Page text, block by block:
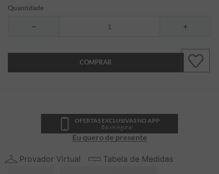
Quantidade
＋
－
COMPRAR
OFERTAS EXCLUSIVAS NO APP
Baixe Agora!
Eu quero de presente
Provador Virtual Tabela de Medidas